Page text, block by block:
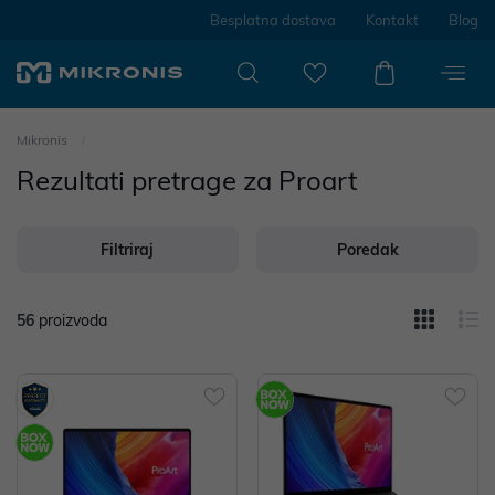
Besplatna dostava Kontakt Blog
Mikronis
Rezultati pretrage za Proart
Filtriraj Poredak
56 proizvoda